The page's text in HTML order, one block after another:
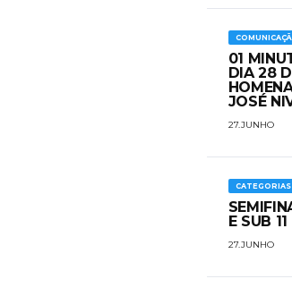
01
DIA 28
JOSÉ
27.JUNHO
E SUB
27.JUNHO